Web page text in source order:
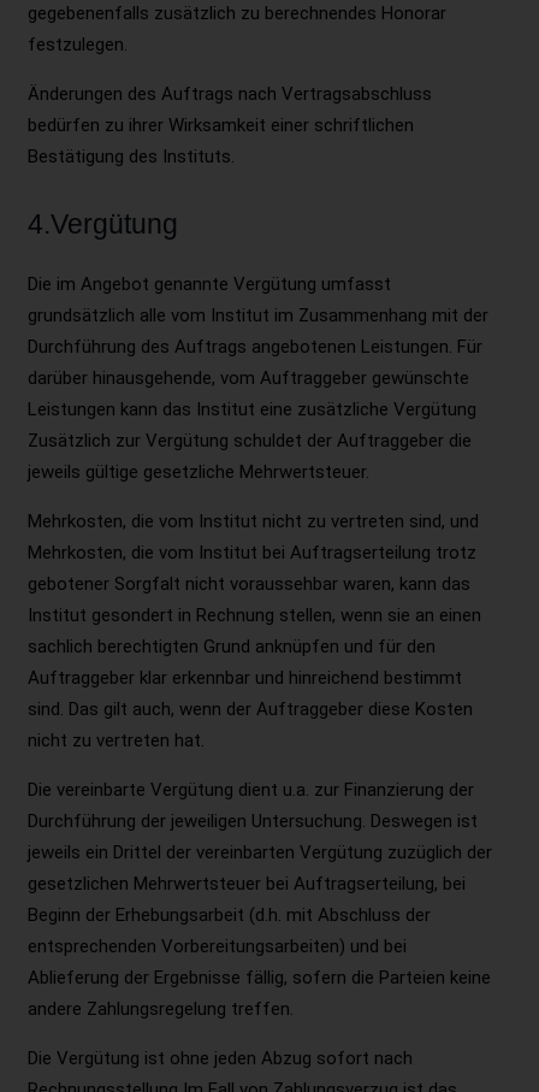
gegebenenfalls zusätzlich zu berechnendes Honorar
festzulegen.
Änderungen des Auftrags nach Vertragsabschluss
bedürfen zu ihrer Wirksamkeit einer schriftlichen
Bestätigung des Instituts.
4.Vergütung
Die im Angebot genannte Vergütung umfasst
grundsätzlich alle vom Institut im Zusammenhang mit der
Durchführung des Auftrags angebotenen Leistungen. Für
darüber hinausgehende, vom Auftraggeber gewünschte
Leistungen kann das Institut eine zusätzliche Vergütung
Zusätzlich zur Vergütung schuldet der Auftraggeber die
jeweils gültige gesetzliche Mehrwertsteuer.
Mehrkosten, die vom Institut nicht zu vertreten sind, und
Mehrkosten, die vom Institut bei Auftragserteilung trotz
gebotener Sorgfalt nicht voraussehbar waren, kann das
Institut gesondert in Rechnung stellen, wenn sie an einen
sachlich berechtigten Grund anknüpfen und für den
Auftraggeber klar erkennbar und hinreichend bestimmt
sind. Das gilt auch, wenn der Auftraggeber diese Kosten
nicht zu vertreten hat.
Die vereinbarte Vergütung dient u.a. zur Finanzierung der
Durchführung der jeweiligen Untersuchung. Deswegen ist
jeweils ein Drittel der vereinbarten Vergütung zuzüglich der
gesetzlichen Mehrwertsteuer bei Auftragserteilung, bei
Beginn der Erhebungsarbeit (d.h. mit Abschluss der
entsprechenden Vorbereitungsarbeiten) und bei
Ablieferung der Ergebnisse fällig, sofern die Parteien keine
andere Zahlungsregelung treffen.
Die Vergütung ist ohne jeden Abzug sofort nach